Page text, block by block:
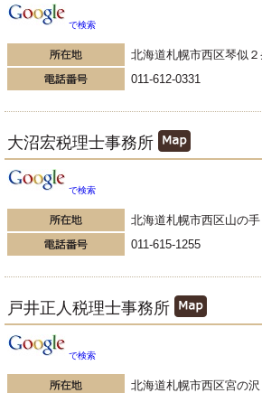
で検索
北海道札幌市西区琴似
011-612-0331
大沼宏税理士事務所
で検索
北海道札幌市西区山の
011-615-1255
戸井正人税理士事務所
で検索
北海道札幌市西区宮の